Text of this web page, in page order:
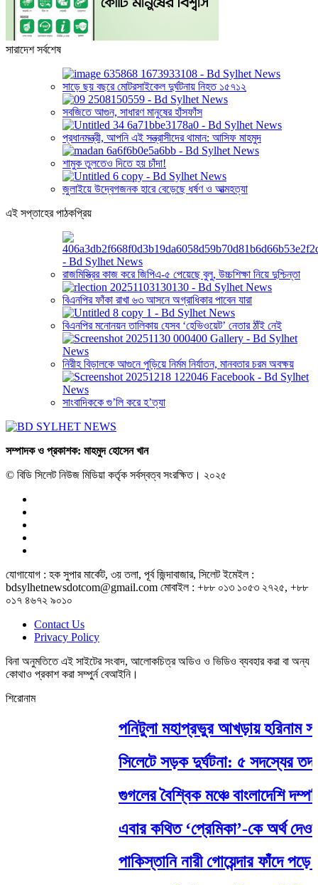
সারাদেশ সর্বশেষ
সাড়ে ছয় বছরে মোটরসাইকেল দুর্ঘটনায় নিহত ১৫৭১২
সবজিতে আগুন, সাধারণ মানুষের হাঁসফাঁস
প্রধানমন্ত্রী, আপনি এই সন্ত্রাসীদের থামান: আসিফ মাহমুদ
শামুক তুলতেও দিতে হয় চাঁদা!
জুলাইয়ে উদ্বেগজনক হারে বেড়েছে ধর্ষণ ও আত্মহত্যা
এই সপ্তাহের পাঠকপ্রিয়
রাজমিস্ত্রির কাজ করে জিপিএ-৫ পেয়েছে বুলু, উচ্চশিক্ষা নিয়ে দুশ্চিন্তা
বিএনপির ফাঁকা রাখা ৬৩ আসনে অগ্রাধিকার পাবেন যারা
বিএনপির মনোনয়ন তালিকায় যেসব ‘হেভিওয়েট’ নেতার ঠাঁই নেই
নিরীহ বিড়ালকে আগুনে পুড়িয়ে নির্মম নির্যাতন, মানবতার চরম অবক্ষয়
সাংবাদিককে গু’লি করে হ’ত্যা
সম্পাদক ও প্রকাশক: মাহমুদ হোসেন খান
© বিডি সিলেট নিউজ মিডিয়া কর্তৃক সর্বস্বত্ব সংরক্ষিত। ২০২৫
যোগাযোগ : হক সুপার মার্কেট, ৩য় তলা, পূর্ব জিন্দাবাজার, সিলেট ইমেইল :
bdsylhetnewsdotcom@gmail.com মোবাইল : +৮৮ ০১৩ ১০৫৩ ২৭২৫, +৮৮
০১৭ ৪৬৭২ ৯০১০
Contact Us
Privacy Policy
বিনা অনুমতিতে এই সাইটের সংবাদ, আলোকচিত্র অডিও ও ভিডিও ব্যবহার করা বা অন্য
কোথাও প্রকাশ করা সম্পুর্ন বেআইনি।
শিরোনাম
পনিটুলা মহাপ্রভুর আখড়ায় হরিনাম
সিলেটে সড়ক দুর্ঘটনা: ৫ সদস্যের
গুগলের বৈশ্বিক মঞ্চে বাংলাদেশি দম্পতি
এবার কথিত ‘প্রেমিকা’-কে অর্থ দেওয়া
পাকিস্তানি নারী গোয়েন্দার ফাঁদে পড়ে